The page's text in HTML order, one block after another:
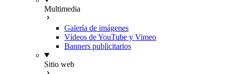
Multimedia
Galería de imágenes
Vídeos de YouTube y Vimeo
Banners publicitarios
Sitio web